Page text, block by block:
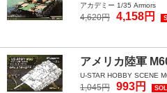
アカデミー 1/35 Armors
4,620円 4,158円
アメリカ陸軍
U-STAR HOBBY SCENE
1,045円 993円